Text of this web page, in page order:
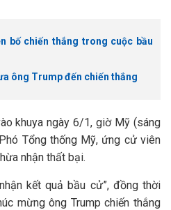
bố chiến thắng trong cuộc bầu
ông Trump đến chiến thắng
khuya ngày 6/1, giờ Mỹ (sáng
Tổng thống Mỹ, ứng cử viên
nhận thất bại.
kết quả bầu cử”, đồng thời
mừng ông Trump chiến thắng